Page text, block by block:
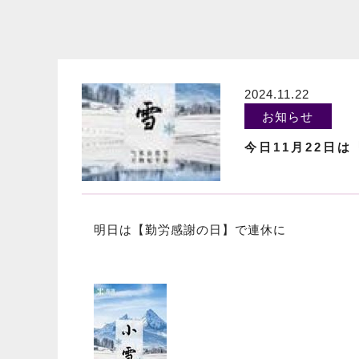
2024.11.22
お知らせ
今日11月22日は
明日は【勤労感謝の日】で連休に